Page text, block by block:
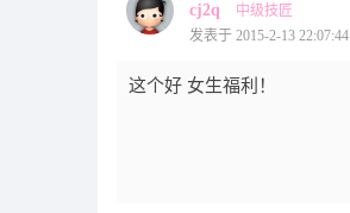
cj2q
中级技匠
发表于 2015-2-13 22:07:44
这个好 女生福利！